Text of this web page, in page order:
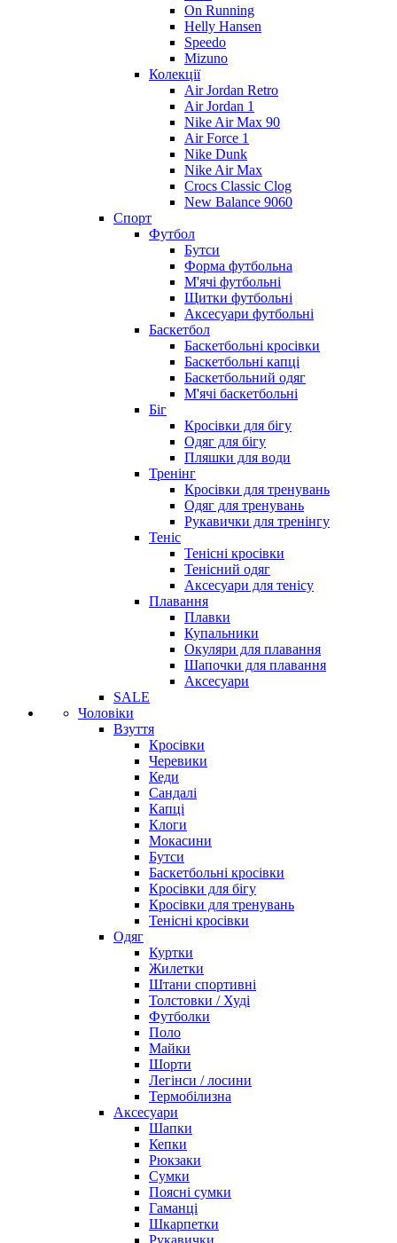
On Running
Helly Hansen
Speedo
Mizuno
Колекції
Air Jordan Retro
Air Jordan 1
Nike Air Max 90
Air Force 1
Nike Dunk
Nike Air Max
Crocs Classic Clog
New Balance 9060
Спорт
Футбол
Бутси
Форма футбольна
М'ячі футбольні
Щитки футбольні
Аксесуари футбольні
Баскетбол
Баскетбольні кросівки
Баскетбольні капці
Баскетбольний одяг
М'ячі баскетбольні
Біг
Кросівки для бігу
Одяг для бігу
Пляшки для води
Тренінг
Кросівки для тренувань
Одяг для тренувань
Рукавички для тренінгу
Теніс
Тенісні кросівки
Тенісний одяг
Аксесуари для тенісу
Плавання
Плавки
Купальники
Окуляри для плавання
Шапочки для плавання
Аксесуари
SALE
Чоловіки
Взуття
Кросівки
Черевики
Кеди
Сандалі
Капці
Клоги
Мокасини
Бутси
Баскетбольні кросівки
Кросівки для бігу
Кросівки для тренувань
Тенісні кросівки
Одяг
Куртки
Жилетки
Штани спортивні
Толстовки / Худі
Футболки
Поло
Майки
Шорти
Легінси / лосини
Термобілизна
Аксесуари
Шапки
Кепки
Рюкзаки
Сумки
Поясні сумки
Гаманці
Шкарпетки
Рукавички